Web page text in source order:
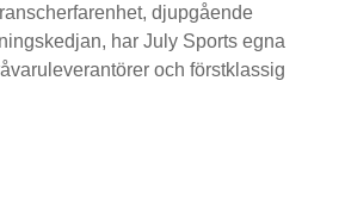
djupgående
har July Sports egna
och förstklassig